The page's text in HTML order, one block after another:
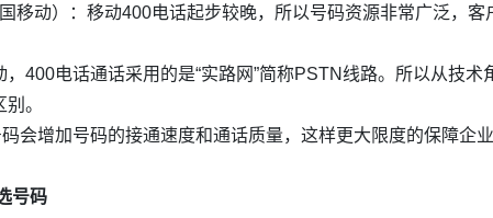
移动）：移动400电话起步较晚，所以号码资源非常广泛，客
，400电话通话采用的是“实路网”简称PSTN线路。所以从技术
。
会增加号码的接通速度和通话质量，这样更大限度的保障企
号码